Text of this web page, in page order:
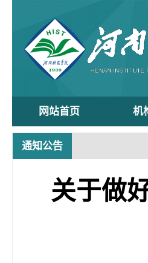
网站首页 机
通知公告
关于做